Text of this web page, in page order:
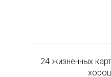
24 жизненных